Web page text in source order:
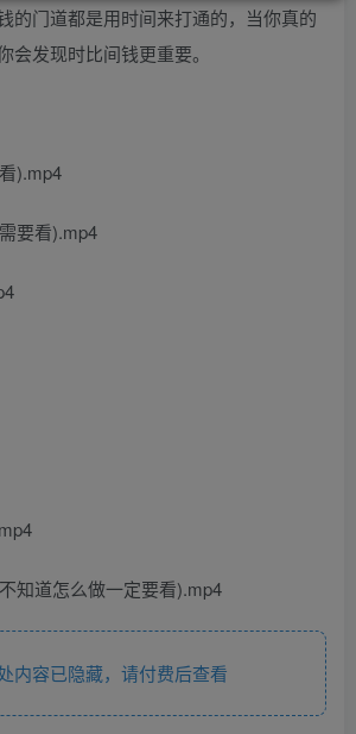
的门道都是用时间来打通的，当你真的
会发现时比间钱更重要。
).mp4
要看).mp4
知道怎么做一定要看).mp4
内容已隐藏，请付费后查看